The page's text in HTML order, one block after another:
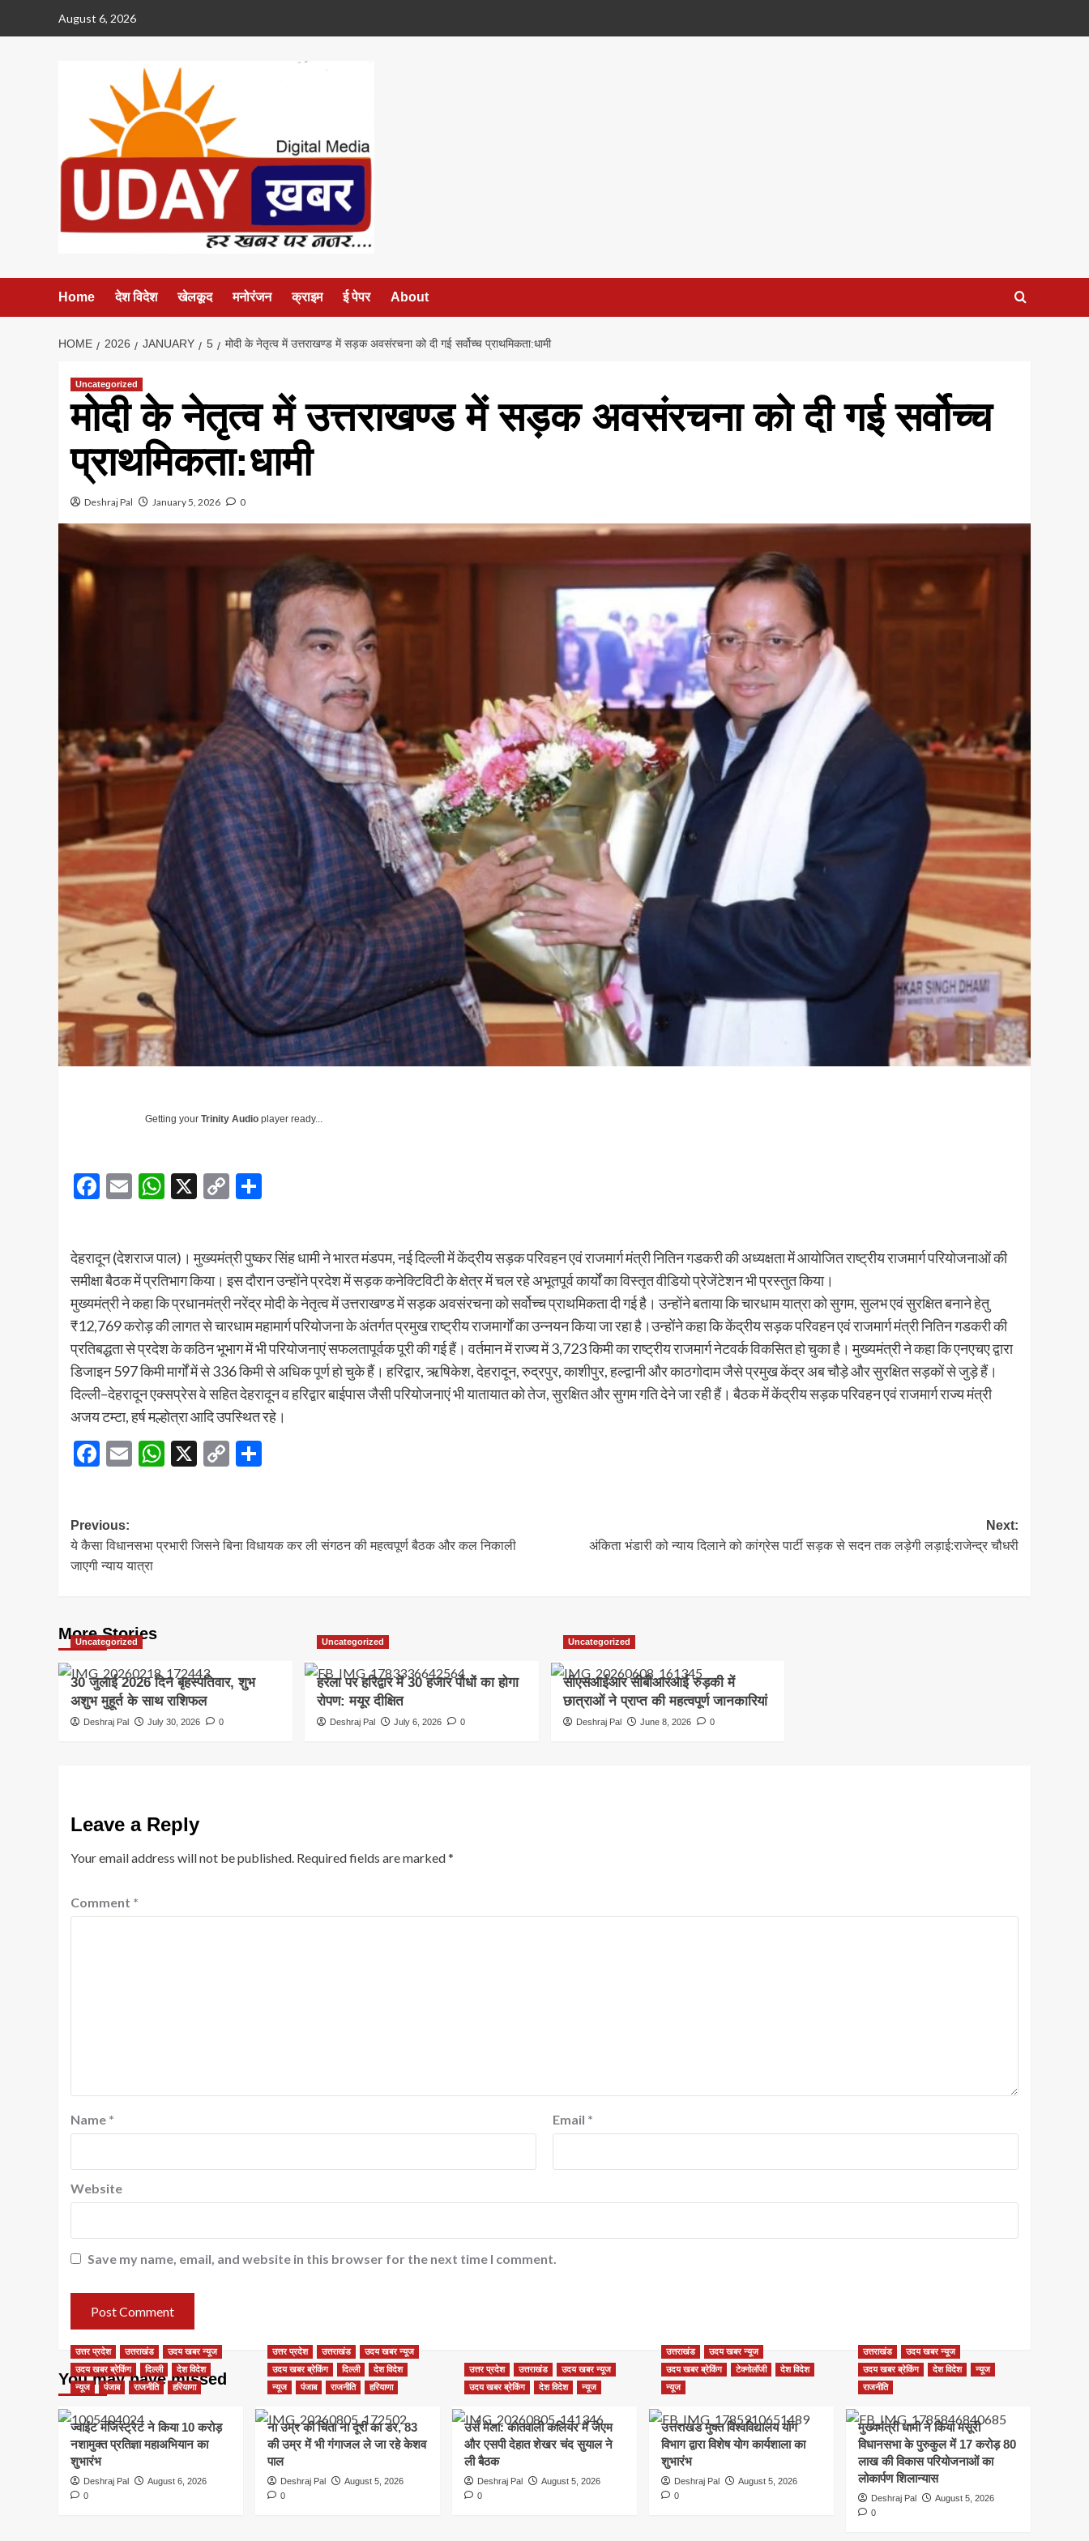
August 6, 2026
Home देश विदेश खेलकूद मनोरंजन क्राइम ई पेपर About
HOME 2026 JANUARY 5 मोदी के नेतृत्व में उत्तराखण्ड में सड़क अवसंरचना को दी गई सर्वोच्च प्राथमिकता:धामी
Uncategorized
मोदी के नेतृत्व में उत्तराखण्ड में सड़क अवसंरचना को दी गई सर्वोच्च
प्राथमिकता:धामी
Deshraj Pal January 5, 2026 0
Getting your Trinity Audio player ready...
Facebook
EmailWhatsApp
X
Copy
देहरादून (देशराज पाल)। मुख्यमंत्री पुष्कर सिंह धामी ने भारत मंडपम, नई दिल्ली में केंद्रीय सड़क परिवहन एवं राजमार्ग मंत्री नितिन गडकरी की अध्यक्षता में आयोजित राष्ट्रीय राजमार्ग परियोजनाओं की
समीक्षा बैठक में प्रतिभाग किया। इस दौरान उन्होंने प्रदेश में सड़क कनेक्टिविटी के क्षेत्र में चल रहे अभूतपूर्व कार्यों का विस्तृत वीडियो प्रेजेंटेशन भी प्रस्तुत किया।
मुख्यमंत्री ने कहा कि प्रधानमंत्री नरेंद्र मोदी के नेतृत्व में उत्तराखण्ड में सड़क अवसंरचना को सर्वोच्च प्राथमिकता दी गई है। उन्होंने बताया कि चारधाम यात्रा को सुगम, सुलभ एवं सुरक्षित बनाने हेतु
₹12,769 करोड़ की लागत से चारधाम महामार्ग परियोजना के अंतर्गत प्रमुख राष्ट्रीय राजमार्गों का उन्नयन किया जा रहा है।उन्होंने कहा कि केंद्रीय सड़क परिवहन एवं राजमार्ग मंत्री नितिन गडकरी की
प्रतिबद्धता से प्रदेश के कठिन भूभाग में भी परियोजनाएं सफलतापूर्वक पूरी की गई हैं। वर्तमान में राज्य में 3,723 किमी का राष्ट्रीय राजमार्ग नेटवर्क विकसित हो चुका है। मुख्यमंत्री ने कहा कि एनएचए द्वारा
डिजाइन 597 किमी मार्गों में से 336 किमी से अधिक पूर्ण हो चुके हैं। हरिद्वार, ऋषिकेश, देहरादून, रुद्रपुर, काशीपुर, हल्द्वानी और काठगोदाम जैसे प्रमुख केंद्र अब चौड़े और सुरक्षित सड़कों से जुड़े हैं।
दिल्ली–देहरादून एक्सप्रेस वे सहित देहरादून व हरिद्वार बाईपास जैसी परियोजनाएं भी यातायात को तेज, सुरक्षित और सुगम गति देने जा रही हैं। बैठक में केंद्रीय सड़क परिवहन एवं राजमार्ग राज्य मंत्री
अजय टम्टा, हर्ष मल्होत्रा आदि उपस्थित रहे।
Facebook
EmailWhatsApp
X
Copy
Post
navigation
Previous:
ये कैसा विधानसभा प्रभारी जिसने बिना विधायक कर ली संगठन की महत्वपूर्ण बैठक और कल निकाली
जाएगी न्याय यात्रा
Next:
अंकिता भंडारी को न्याय दिलाने को कांग्रेस पार्टी सड़क से सदन तक लड़ेगी लड़ाई:राजेन्द्र चौधरी
More Stories
Uncategorized
30 जुलाई 2026 दिन बृहस्पतिवार, शुभ
अशुभ मुहूर्त के साथ राशिफल
Deshraj Pal July 30, 2026 0
Uncategorized
हरेला पर हरिद्वार में 30 हजार पौधों का होगा
रोपण: मयूर दीक्षित
Deshraj Pal July 6, 2026 0
Uncategorized
सीएसआईआर सीबीआरआई रुड़की में
छात्राओं ने प्राप्त की महत्वपूर्ण जानकारियां
Deshraj Pal June 8, 2026 0
Leave a Reply
Your email address will not be published. Required fields are marked*
Comment *
Name * Email *
Website
Save my name, email, and website in this browser for the next time I comment.
You may have missed
उत्तर प्रदेश उत्तराखंड
उदय खबर न्यूज
उदय खबर ब्रेकिंग
दिल्ली
देश विदेश
न्यूज
पंजाब राजनीति हरियाणा
ज्वाइंट मजिस्ट्रेट ने किया 10 करोड़
नशामुक्त प्रतिज्ञा महाअभियान का
शुभारंभ
Deshraj Pal
August 6, 2026
0
उत्तर प्रदेश उत्तराखंड
उदय खबर न्यूज
उदय खबर ब्रेकिंग
दिल्ली
देश विदेश
न्यूज
पंजाब राजनीति हरियाणा
ना उम्र की चिंता ना दूरी का डर, 83
की उम्र में भी गंगाजल ले जा रहे केशव
पाल
Deshraj Pal
August 5, 2026
0
उत्तर प्रदेश उत्तराखंड
उदय खबर न्यूज
उदय खबर ब्रेकिंग
देश विदेश न्यूज
उर्स मेला: कोतवाली कलियर में जेएम
और एसपी देहात शेखर चंद सुयाल ने
ली बैठक
Deshraj Pal
August 5, 2026
0
उत्तराखंड
उदय खबर न्यूज
उदय खबर ब्रेकिंग
टेक्नोलॉजी
देश विदेश
न्यूज
उत्तराखंड मुक्त विश्वविद्यालय योग
विभाग द्वारा विशेष योग कार्यशाला का
शुभारंभ
Deshraj Pal
August 5, 2026
0
उत्तराखंड
उदय खबर न्यूज
उदय खबर ब्रेकिंग
देश विदेश
न्यूज
राजनीति
मुख्यमंत्री धामी ने किया मसूरी
विधानसभा के पुरुकुल में 17 करोड़ 80
लाख की विकास परियोजनाओं का
लोकार्पण शिलान्यास
Deshraj Pal
August 5, 2026
0